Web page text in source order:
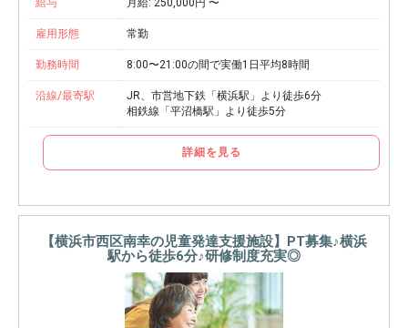
給与 月給: 250,000円 〜
雇用形態 常勤
勤務時間 8:00〜21:00の間で実働1日平均8時間
沿線/最寄駅
JR、市営地下鉄「横浜駅」より徒歩6分
相鉄線「平沼橋駅」より徒歩5分
詳細を見る
【横浜市西区南幸の児童発達支援施設】PT募集♪横浜
駅から徒歩6分♪研修制度充実◎